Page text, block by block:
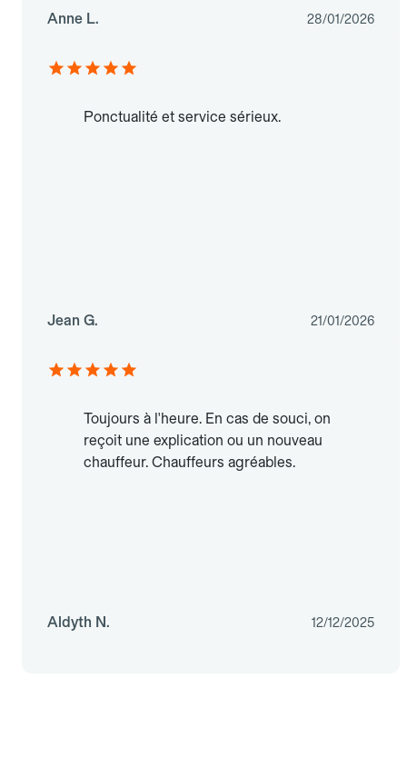
Anne L. 28/01/2026
Ponctualité et service sérieux.
Jean G. 21/01/2026
Toujours à l'heure. En cas de souci, on
reçoit une explication ou un nouveau
chauffeur. Chauffeurs agréables.
Aldyth N. 12/12/2025